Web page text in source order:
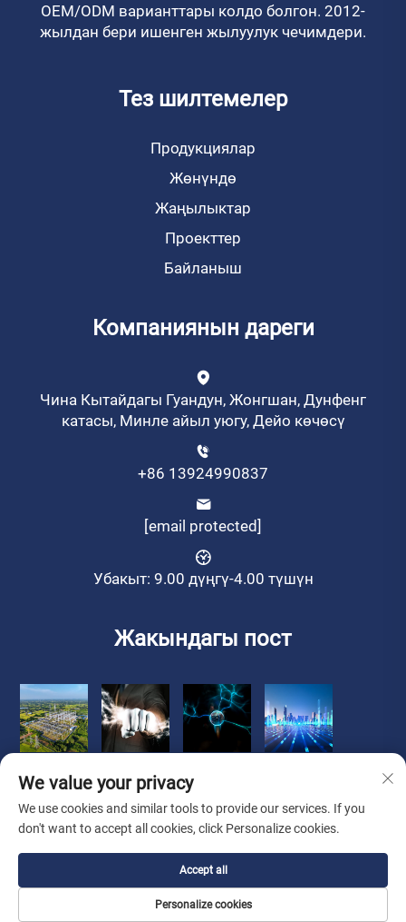
OEM/ODM варианттары колдо болгон. 2012-
жылдан бери ишенген жылуулук чечимдери.
Тез шилтемелер
Продукциялар
Жөнүндө
Жаңылыктар
Проекттер
Байланыш
Компаниянын дареги
Чина Кытайдагы Гуандун, Жонгшан, Дунфенг
катасы, Минле айыл уюгу, Дейо көчөсү
+86 13924990837
[email protected]
Убакыт: 9.00 дүңгү-4.00 түшүн
Жакындагы пост
Copyright © 2025 Zhongshan Luoqi Appliance Co., Ltd.
бардык укуктар корголгон
Жөнүндө Байланыш
We value your privacy
We use cookies and similar tools to provide our services. If you
don't want to accept all cookies, click Personalize cookies.
Personalize cookies
Accept all